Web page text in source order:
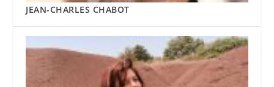
JEAN-CHARLES CHABOT